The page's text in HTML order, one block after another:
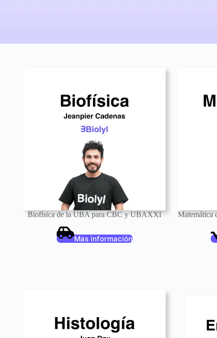
Biofísica de la UBA para CBC y UBAXXI
Mas información